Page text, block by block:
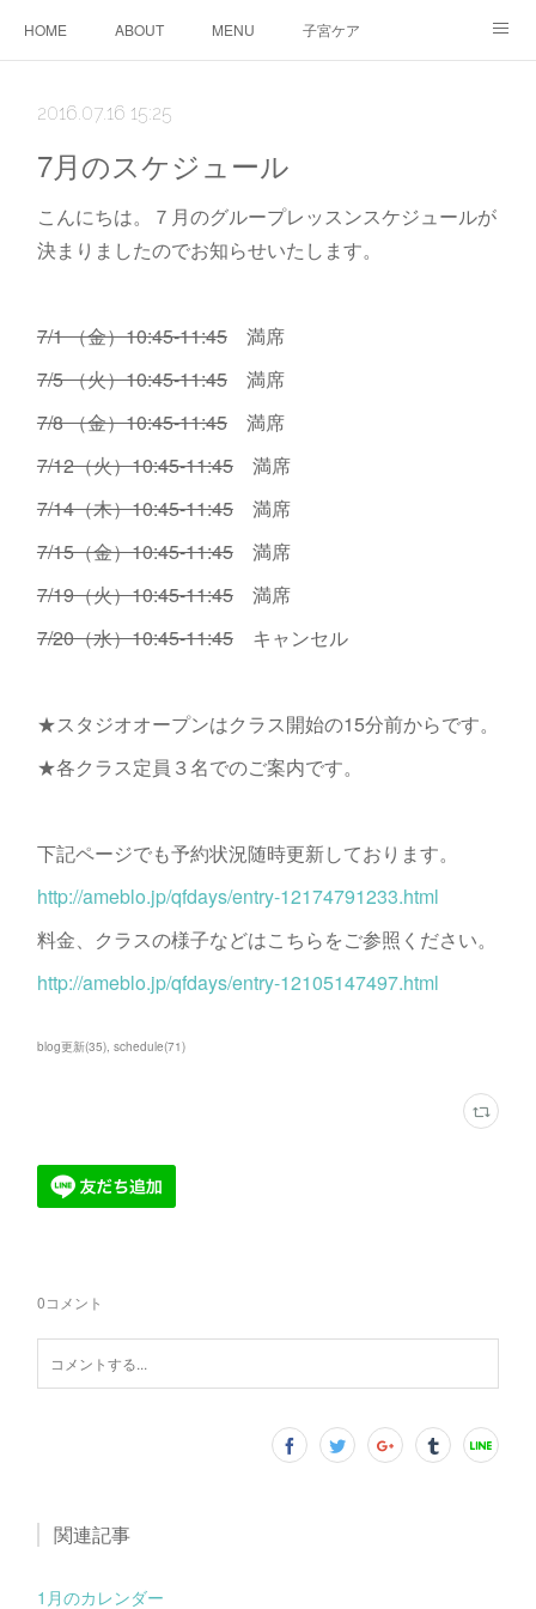
HOME ABOUT MENU 子宮ケア
2016.07.16 15:25
7月のスケジュール
こんにちは。７月のグループレッスンスケジュールが
決まりましたのでお知らせいたします。
7/1 （金）10:45-11:45満席
7/5 （火）10:45-11:45満席
7/8 （金）10:45-11:45満席
7/12（火）10:45-11:45満席
7/14（木）10:45-11:45満席
7/15（金）10:45-11:45満席
7/19（火）10:45-11:45満席
7/20（水）10:45-11:45キャンセル
★スタジオオープンはクラス開始の15分前からです。
★各クラス定員３名でのご案内です。
下記ページでも予約状況随時更新しております。
http://ameblo.jp/qfdays/entry-12174791233.html
料金、クラスの様子などはこちらをご参照ください。
http://ameblo.jp/qfdays/entry-12105147497.html
blog更新(35) schedule(71)
0コメント
関連記事
1月のカレンダー